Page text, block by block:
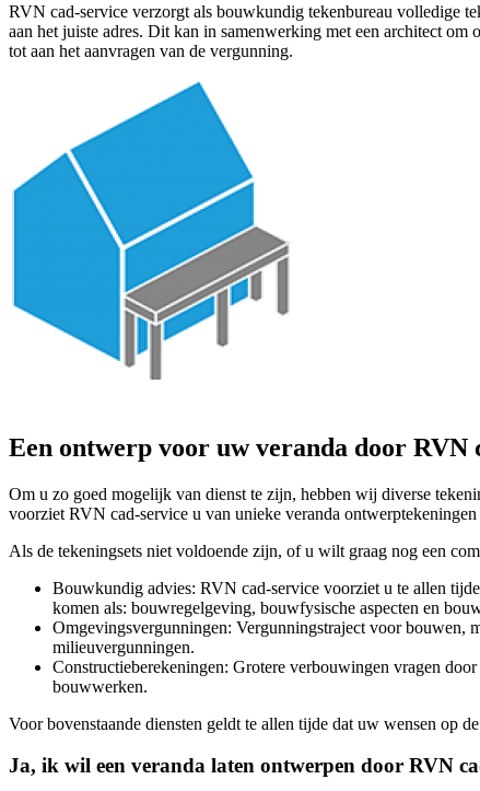
RVN cad-service verzorgt als bouwkundig tekenbureau volledige
aan het juiste adres. Dit kan in samenwerking met een architect
tot aan het aanvragen van de vergunning.
Een ontwerp voor uw veranda door RVN
Om u zo goed mogelijk van dienst te zijn, hebben wij diverse
voorziet RVN cad-service u van unieke veranda
Als de tekeningsets niet voldoende zijn, of u wilt graag nog een
Bouwkundig advies: RVN cad-service voorziet u te allen
komen als: bouwregelgeving, bouwfysische aspecten en
Omgevingsvergunningen: Vergunningstraject voor bouwen,
milieuvergunningen.
Constructieberekeningen: Grotere verbouwingen vragen
bouwwerken.
Voor bovenstaande diensten geldt te allen tijde dat uw wensen op
Ja, ik wil een veranda laten ontwerpen door RVN